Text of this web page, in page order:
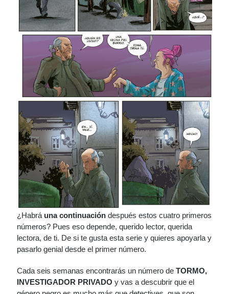
¿Habrá una continuación después estos cuatro primeros
números? Pues eso depende, querido lector, querida
lectora, de ti. De si te gusta esta serie y quieres apoyarla y
pasarlo genial desde el primer número.
Cada seis semanas encontrarás un número deTORMO,
INVESTIGADOR PRIVADO y vas a descubrir que el